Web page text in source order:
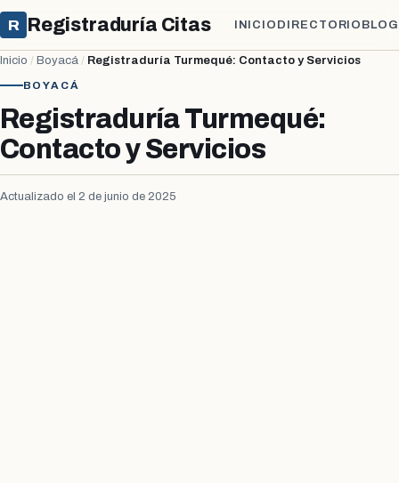
R Registraduría Citas INICIO DIRECTORIO BLOG
Inicio / Boyacá / Registraduría Turmequé: Contacto y Servicios
BOYACÁ
Registraduría Turmequé:
Contacto y Servicios
Actualizado el 2 de junio de 2025